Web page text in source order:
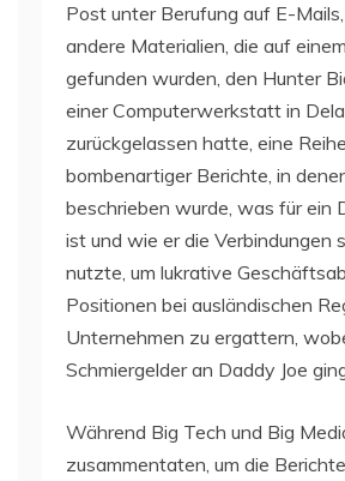
Post unter Berufung auf E-
andere Materialien, die auf
gefunden wurden, den Hunter
einer Computerwerkstatt in
zurückgelassen hatte, eine Reihe
bombenartiger Berichte, in
beschrieben wurde, was für ein
ist und wie er die Verbindungen
nutzte, um lukrative
Positionen bei ausländischen
Unternehmen zu ergattern,
Schmiergelder an Daddy Joe
Während Big Tech und Big
zusammentaten, um die